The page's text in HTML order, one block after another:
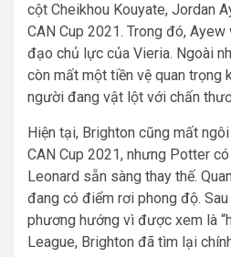
cột Cheikhou Kouyate, Jordan
CAN Cup 2021. Trong đó,
đạo chủ lực của Vieria. Ngoài
còn mất một tiền vệ quan trọng
người đang vật lột với chấn
Hiện tại, Brighton cũng mất
CAN Cup 2021, nhưng Potter
Leonard sẵn sàng thay thế.
đang có điểm rơi phong độ.
phương hướng vì được xem là
League, Brighton đã tìm lại